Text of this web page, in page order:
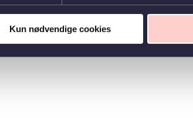
Kun nødvendige cookies